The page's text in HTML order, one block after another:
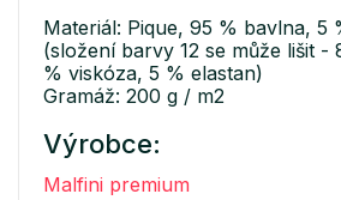
Materiál: Pique, 95 % bavlna, 5
(složení barvy 12 se může lišit -
% viskóza, 5 % elastan)
Gramáž: 200 g / m2
Výrobce:
Malfini premium